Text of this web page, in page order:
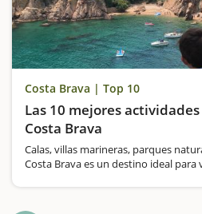
Costa Brava | Top 10
Las 10 mejores
Costa Brava
Calas, villas marineras, parques
Costa Brava es un destino ideal para